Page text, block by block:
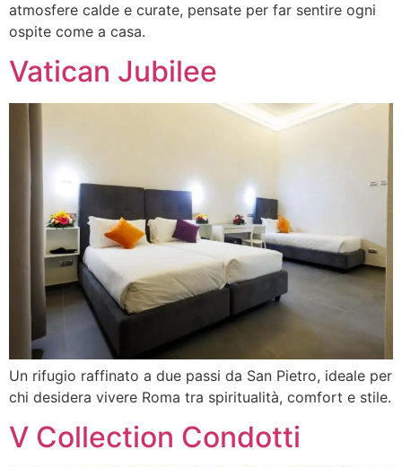
atmosfere calde e curate, pensate per far sentire ogni
ospite come a casa.
Vatican Jubilee
Un rifugio raffinato a due passi da San Pietro, ideale per
chi desidera vivere Roma tra spiritualità, comfort e stile.
V Collection Condotti